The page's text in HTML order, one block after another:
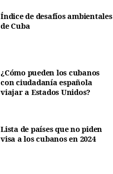
Índice de desafíos ambientales
de Cuba
¿Cómo pueden los cubanos
con ciudadanía española
viajar a Estados Unidos?
Lista de países que no piden
visa a los cubanos en 2024